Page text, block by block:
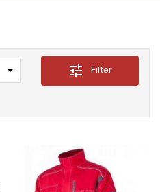
 tune Filter